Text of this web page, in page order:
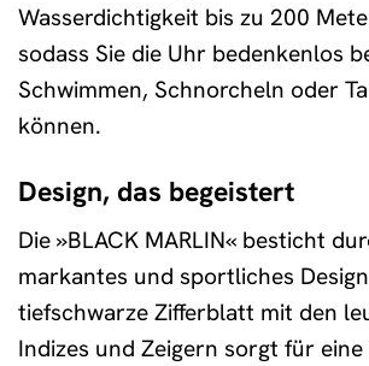
Wasserdichtigkeit bis zu 200
sodass Sie die Uhr bedenkenlos
Schwimmen, Schnorcheln oder
können.
Design, das begeistert
Die »BLACK MARLIN« besticht
markantes und sportliches
tiefschwarze Zifferblatt mit den
Indizes und Zeigern sorgt für